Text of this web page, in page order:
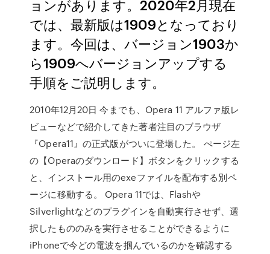
ョンがあります。2020年2月現在
では、最新版は1909となっており
ます。今回は、バージョン1903か
ら1909へバージョンアップする
手順をご説明します。
2010年12月20日 今までも、Opera 11 アルファ版レ
ビューなどで紹介してきた著者注目のブラウザ
『Opera11』の正式版がついに登場した。 ぺージ左
の【Operaのダウンロード】ボタンをクリックする
と、インストール用のexeファイルを配布する別ペ
ージに移動する。 Opera 11では、Flashや
Silverlightなどのプラグインを自動実行させず、選
択したもののみを実行させることができるように
iPhoneで今どの電波を掴んでいるのかを確認する